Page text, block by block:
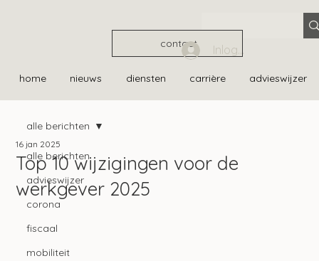
contact
home nieuws diensten carrière advieswijzer
Inloggen
alle berichten
advieswijzer
corona
fiscaal
mobiliteit
alle berichten
Top 10 wijzigingen voor de
werkgever 2025
16 jan 2025